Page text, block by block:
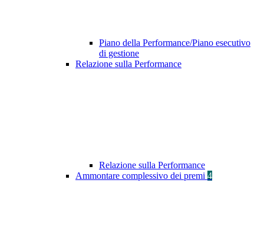
Piano della Performance/Piano esecutivo
di gestione
Relazione sulla Performance
Relazione sulla Performance
Ammontare complessivo dei premi 4